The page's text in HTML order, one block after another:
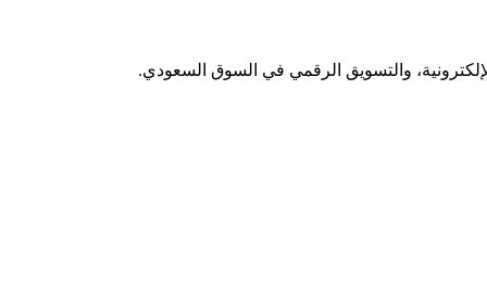
والتسويق الرقمي في السوق السعودي.